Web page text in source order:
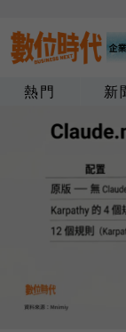
熱門 新